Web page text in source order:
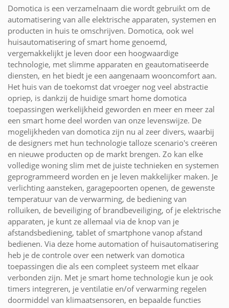
Domotica is een verzamelnaam die wordt gebruikt om de
automatisering van alle elektrische apparaten, systemen en
producten in huis te omschrijven. Domotica, ook wel
huisautomatisering of smart home genoemd,
vergemakkelijkt je leven door een hoogwaardige
technologie, met slimme apparaten en geautomatiseerde
diensten, en het biedt je een aangenaam wooncomfort aan.
Het huis van de toekomst dat vroeger nog veel abstractie
opriep, is dankzij de huidige smart home domotica
toepassingen werkelijkheid geworden en meer en meer zal
een smart home deel worden van onze levenswijze. De
mogelijkheden van domotica zijn nu al zeer divers, waarbij
de designers met hun technologie talloze scenario's creëren
en nieuwe producten op de markt brengen. Zo kan elke
volledige woning slim met de juiste technieken en systemen
geprogrammeerd worden en je leven makkelijker maken. Je
verlichting aansteken, garagepoorten openen, de gewenste
temperatuur van de verwarming, de bediening van
rolluiken, de beveiliging of brandbeveiliging, of je elektrische
apparaten, je kunt ze allemaal via de knop van je
afstandsbediening, tablet of smartphone vanop afstand
bedienen. Via deze home automation of huisautomatisering
heb je de controle over een netwerk van domotica
toepassingen die als een compleet systeem met elkaar
verbonden zijn. Met je smart home technologie kun je ook
timers integreren, je ventilatie en/of verwarming regelen
doormiddel van klimaatsensoren, en bepaalde functies